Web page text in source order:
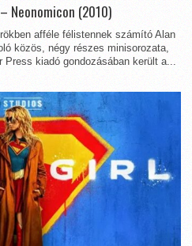
Neonomicon (2010)
afféle félistennek számító Alan
közös, négy részes minisorozata,
kiadó gondozásában került a...